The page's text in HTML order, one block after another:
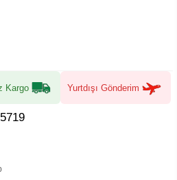
Kargo Yurtdışı Gönderim